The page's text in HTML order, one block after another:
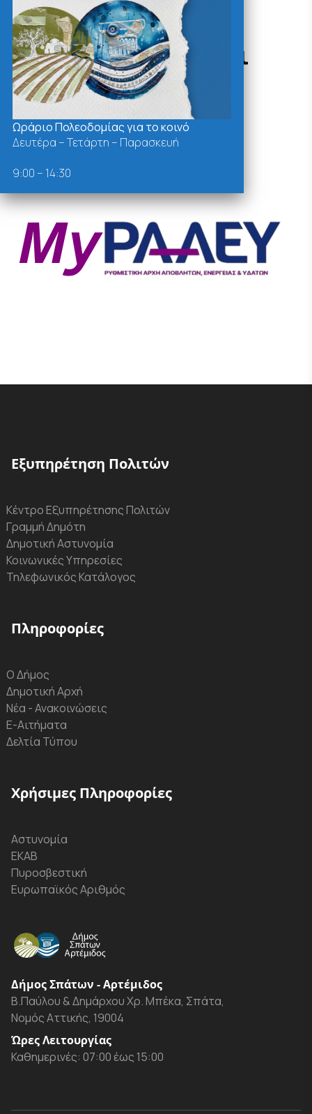
Δράσεις - Χρήσιμοι
Σύνδεσμοι
Εξυπηρέτηση Πολιτών
Κέντρο Εξυπηρέτησης Πολιτών
Γραμμή Δημότη
Δημοτική Αστυνομία
Κοινωνικές Υπηρεσίες
Τηλεφωνικός Κατάλογος
Πληροφορίες
Ο Δήμος
Δημοτική Αρχή
Νέα - Ανακοινώσεις
Ε-Αιτήματα
Δελτία Τύπου
Χρήσιμες Πληροφορίες
Αστυνομία
ΕΚΑΒ
Πυροσβεστική
Ευρωπαϊκός Αριθμός
Δήμος Σπάτων - Αρτέμιδος
Β.Παύλου & Δημάρχου Χρ. Μπέκα, Σπάτα,
Νομός Αττικής, 19004
Ώρες Λειτουργίας
Καθημερινές: 07:00 έως 15:00
Ωράριο Πολεοδομίας για το κοινό
Δευτέρα – Τετάρτη – Παρασκευή
9:00 – 14:30